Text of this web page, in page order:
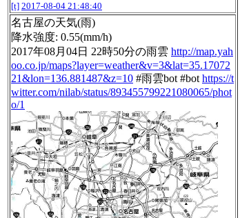
[t] 2017-08-04 21:48:40
名古屋の天気(雨)
降水強度: 0.55(mm/h)
2017年08月04日 22時50分の雨雲 http://map.yah
oo.co.jp/maps?layer=weather&v=3&lat=35.17072
21&lon=136.881487&z=10 #雨雲bot #bothttps://t
witter.com/nilab/status/893455799221080065/phot
o/1